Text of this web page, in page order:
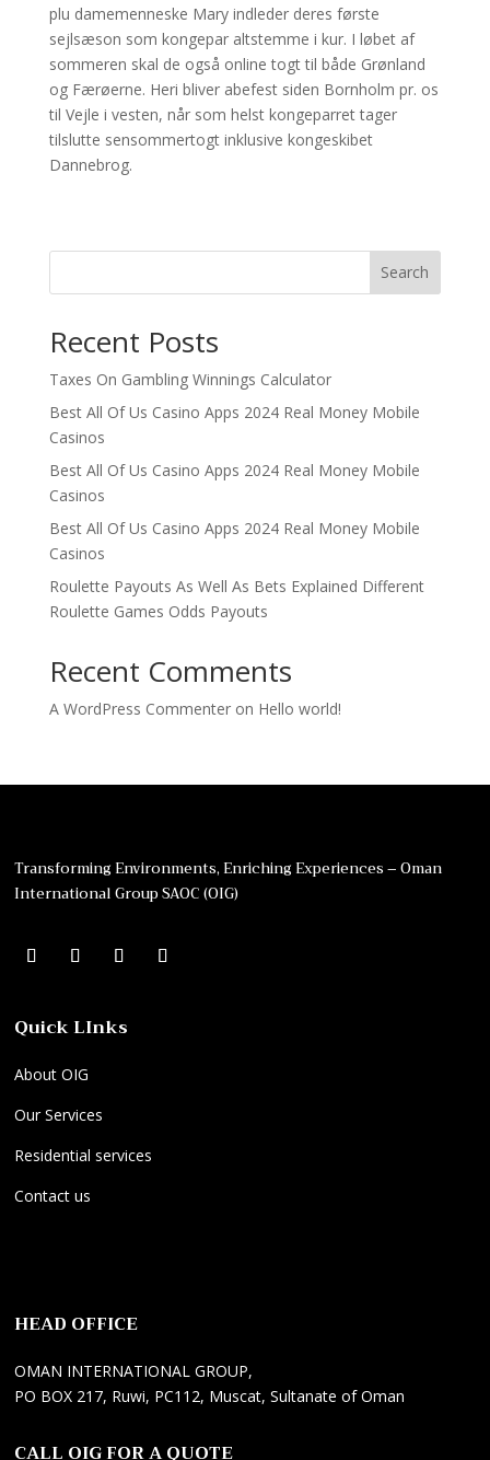
plu damemenneske Mary indleder deres første
sejlsæson som kongepar altstemme i kur. I løbet af
sommeren skal de også online togt til både Grønland
og Færøerne. Heri bliver abefest siden Bornholm pr. os
til Vejle i vesten, når som helst kongeparret tager
tilslutte sensommertogt inklusive kongeskibet
Dannebrog.
Search
Recent Posts
Taxes On Gambling Winnings Calculator
Best All Of Us Casino Apps 2024 Real Money Mobile
Casinos
Best All Of Us Casino Apps 2024 Real Money Mobile
Casinos
Best All Of Us Casino Apps 2024 Real Money Mobile
Casinos
Roulette Payouts As Well As Bets Explained Different
Roulette Games Odds Payouts
Recent Comments
A WordPress Commenteron Hello world!
Transforming Environments, Enriching Experiences – Oman
International Group SAOC (OIG)
Quick LInks
About OIG
Our Services
Residential services
Contact us
k
r
i
ç
y
a
n
M
f
s
y
n
HEAD OFFICE
OMAN INTERNATIONAL GROUP,
PO BOX 217, Ruwi, PC112, Muscat, Sultanate of Oman
CALL OIG FOR A QUOTE